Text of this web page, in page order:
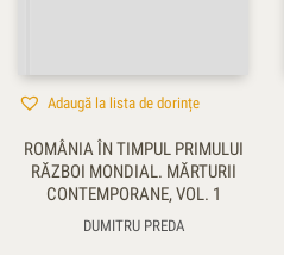
Adaugă la lista de dorințe
ROMÂNIA ÎN TIMPUL PRIMULUI
RĂZBOI MONDIAL. MĂRTURII
CONTEMPORANE, VOL. 1
DUMITRU PREDA